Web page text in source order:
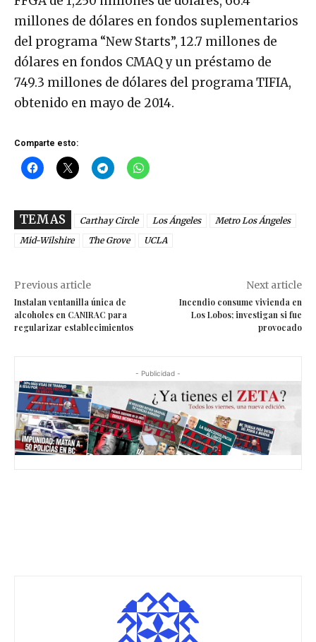
millones de dólares en fondos suplementarios
del programa “New Starts”, 12.7 millones de
dólares en fondos CMAQ y un préstamo de
749.3 millones de dólares del programa TIFIA,
obtenido en mayo de 2014.
Comparte esto:
TEMAS Carthay Circle Los Ángeles
Metro Los Ángeles
Mid-Wilshire
The Grove UCLA
Previous article
Instalan ventanilla única de
alcoholes en CANIRAC para
regularizar establecimientos
Next article
Incendio consume vivienda en
Los Lobos; investigan si fue
provocado
- Publicidad -